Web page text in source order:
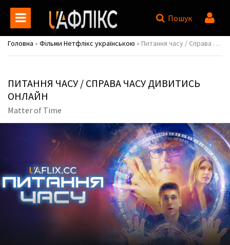
Пошук
Головна » Фільми Нетфлікс українською » Питання часу / Справа часу / Matter of Time
ПИТАННЯ ЧАСУ / СПРАВА ЧАСУ ДИВИТИСЬ
ОНЛАЙН
Matter of Time